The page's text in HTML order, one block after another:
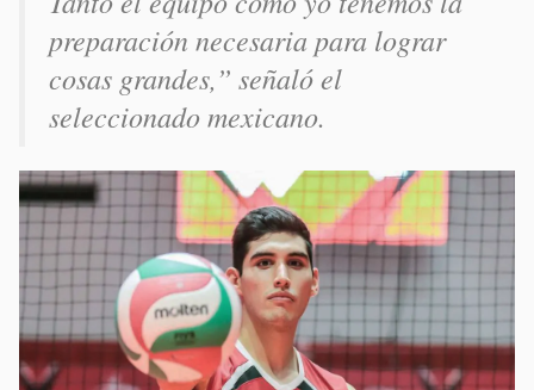
preparación necesaria para lograr
cosas grandes,” señaló el
seleccionado mexicano.